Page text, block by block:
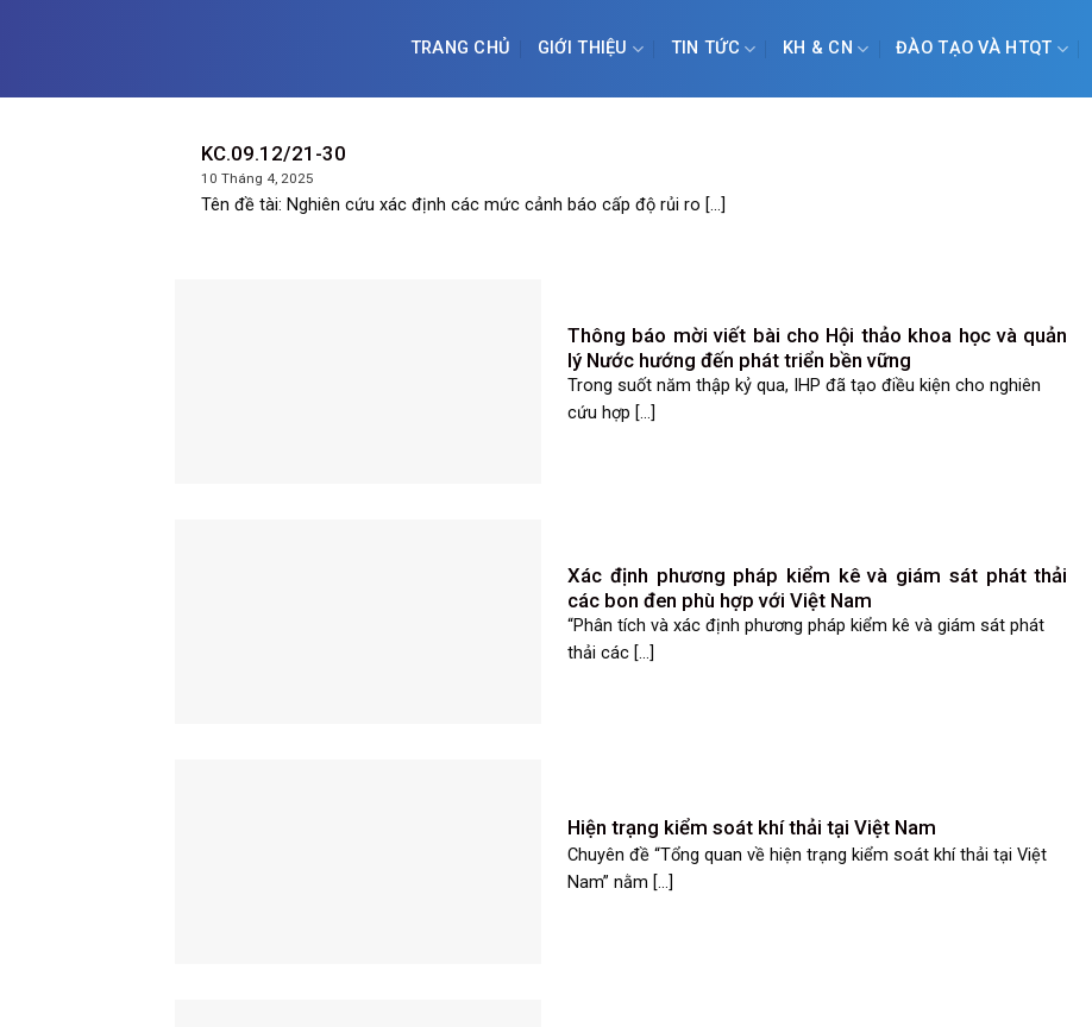
TRANG CHỦ GIỚI THIỆU TIN TỨC KH & CN ĐÀO TẠO VÀ HTQT
KC.09.12/21-30
10 Tháng 4, 2025
Tên đề tài: Nghiên cứu xác định các mức cảnh báo cấp độ rủi ro [...]
Thông báo mời viết bài cho Hội thảo khoa học và quản
lý Nước hướng đến phát triển bền vững
Trong suốt năm thập kỷ qua, IHP đã tạo điều kiện cho nghiên
cứu hợp [...]
Xác định phương pháp kiểm kê và giám sát phát thải
các bon đen phù hợp với Việt Nam
“Phân tích và xác định phương pháp kiểm kê và giám sát phát
thải các [...]
Hiện trạng kiểm soát khí thải tại Việt Nam
Chuyên đề “Tổng quan về hiện trạng kiểm soát khí thải tại Việt
Nam” nằm [...]